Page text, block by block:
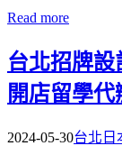
Read more
台北招牌
開店留學代
2024-05-30台北日